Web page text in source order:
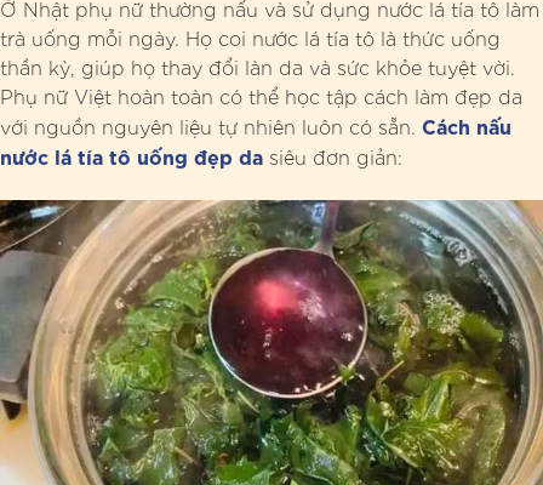
Ở Nhật phụ nữ thường nấu và sử dụng nước lá tía tô làm
trà uống mỗi ngày. Họ coi nước lá tía tô là thức uống
thần kỳ, giúp họ thay đổi làn da và sức khỏe tuyệt vời.
Phụ nữ Việt hoàn toàn có thể học tập cách làm đẹp da
với nguồn nguyên liệu tự nhiên luôn có sẵn. Cách nấu
nước lá tía tô uống đẹp da siêu đơn giản: